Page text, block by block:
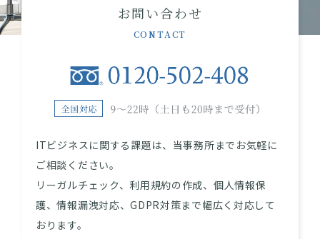
お問い合わせ
CONTACT
ITビジネスに関する課題は、当事務所までお気軽に
ご相談ください。
リーガルチェック、利用規約の作成、個人情報保
護、情報漏洩対応、GDPR対策まで幅広く対応して
おります。